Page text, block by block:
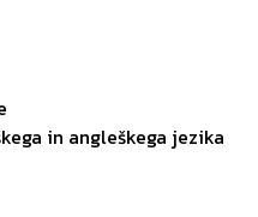
in angleškega jezika